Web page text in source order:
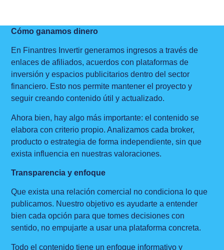
Cómo ganamos dinero
En Finantres Invertir generamos ingresos a través de
enlaces de afiliados, acuerdos con plataformas de
inversión y espacios publicitarios dentro del sector
financiero. Esto nos permite mantener el proyecto y
seguir creando contenido útil y actualizado.
Ahora bien, hay algo más importante: el contenido se
elabora con criterio propio. Analizamos cada broker,
producto o estrategia de forma independiente, sin que
exista influencia en nuestras valoraciones.
Transparencia y enfoque
Que exista una relación comercial no condiciona lo que
publicamos. Nuestro objetivo es ayudarte a entender
bien cada opción para que tomes decisiones con
sentido, no empujarte a usar una plataforma concreta.
Todo el contenido tiene un enfoque informativo y